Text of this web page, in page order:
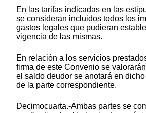
En las tarifas indicadas en las
se consideran incluidos todos los
gastos legales que pudieran
vigencia de las mismas.
En relación a los servicios
firma de este Convenio se
el saldo deudor se anotará en
de la parte correspondiente.
Decimocuarta.-Ambas partes se